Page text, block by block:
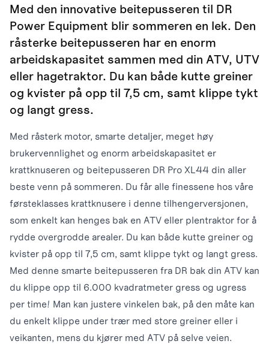
Med den innovative beitepusseren til DR
Power Equipment blir sommeren en lek. Den
råsterke beitepusseren har en enorm
arbeidskapasitet sammen med din ATV, UTV
eller hagetraktor. Du kan både kutte greiner
og kvister på opp til 7,5 cm, samt klippe tykt
og langt gress.
Med råsterk motor, smarte detaljer, meget høy
brukervennlighet og enorm arbeidskapasitet er
krattknuseren og beitepusseren DR Pro XL44 din aller
beste venn på sommeren. Du får alle finessene hos våre
førsteklasses krattknusere i denne tilhengerversjonen,
som enkelt kan henges bak en ATV eller plentraktor for å
rydde overgrodde arealer. Du kan både kutte greiner og
kvister på opp til 7,5 cm, samt klippe tykt og langt gress.
Med denne smarte beitepusseren fra DR bak din ATV kan
du klippe opp til 6.000 kvadratmeter gress og ugress
per time! Man kan justere vinkelen bak, på den måte kan
du enkelt klippe under trær med store greiner eller i
veikanten, mens du kjører med ATV på selve veien.